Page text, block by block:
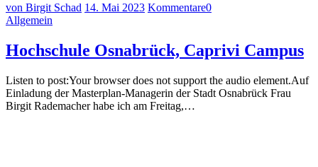
von Birgit Schad 14. Mai 2023 Kommentare0
Allgemein
Hochschule Osnabrück, Caprivi Campus
Listen to post:Your browser does not support the audio element.Auf
Einladung der Masterplan-Managerin der Stadt Osnabrück Frau
Birgit Rademacher habe ich am Freitag,…